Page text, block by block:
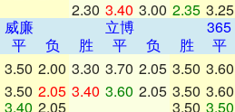
2.30 3.40 3.00 2.35 3.25
威廉 立博 365
平 负 胜 平 负 胜 平
3.50 2.00 3.30 3.70 2.05 3.50 3.60
3.50 2.05 3.40 3.60 2.05 3.50 3.60
3.40 2.05 3.50 3.50